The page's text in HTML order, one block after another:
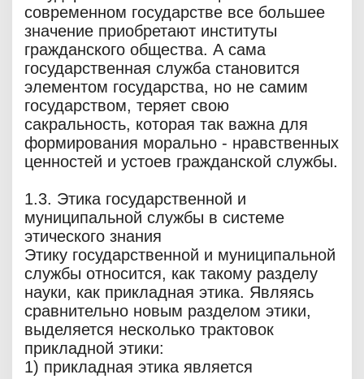
современном государстве все большее
значение приобретают институты
гражданского общества. А сама
государственная служба становится
элементом государства, но не самим
государством, теряет свою
сакральность, которая так важна для
формирования морально - нравственных
ценностей и устоев гражданской службы.
1.3. Этика государственной и
муниципальной службы в системе
этического знания
Этику государственной и муниципальной
службы относится, как такому разделу
науки, как прикладная этика. Являясь
сравнительно новым разделом этики,
выделяется несколько трактовок
прикладной этики:
1) прикладная этика является